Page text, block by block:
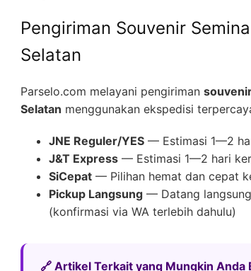
Pengiriman Souvenir
Selatan
Parselo.com melayani pengiriman
Selatan menggunakan ekspedisi
JNE Reguler/YES — Estimasi 1—2
J&T Express — Estimasi 1—2 hari
SiCepat — Pilihan hemat dan cepat
Pickup Langsung — Datang
(konfirmasi via WA terlebih dahulu)
🔗 Artikel Terkait yang Mungkin Anda